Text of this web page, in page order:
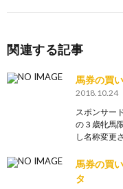
関連する記事
馬券の買
2018.10.24
スポンサー
の３歳牝馬
し名称変更
馬券の買
タ